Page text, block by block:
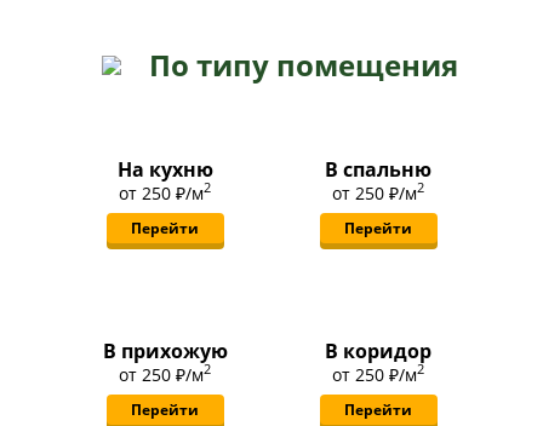
По типу помещения
На кухню
от 250 ₽/м2
Перейти
В спальню
от 250 ₽/м2
Перейти
В прихожую
от 250 ₽/м2
Перейти
В коридор
от 250 ₽/м2
Перейти